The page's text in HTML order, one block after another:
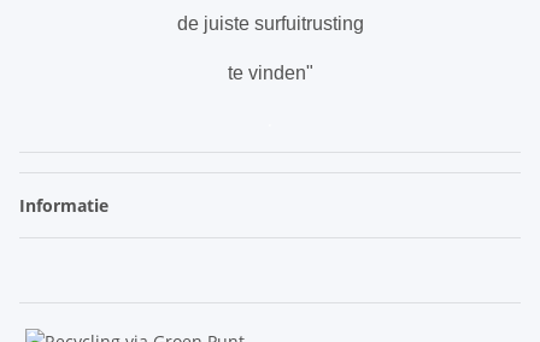
de juiste surfuitrusting
te vinden"
Informatie